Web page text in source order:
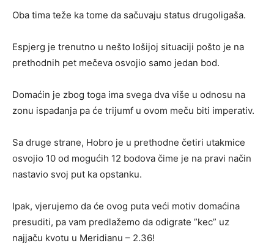
Oba tima teže ka tome da sačuvaju status drugoligaša.
Espjerg je trenutno u nešto lošijoj situaciji pošto je na
prethodnih pet mečeva osvojio samo jedan bod.
Domaćin je zbog toga ima svega dva više u odnosu na
zonu ispadanja pa će trijumf u ovom meču biti imperativ.
Sa druge strane, Hobro je u prethodne četiri utakmice
osvojio 10 od mogućih 12 bodova čime je na pravi način
nastavio svoj put ka opstanku.
Ipak, vjerujemo da će ovog puta veći motiv domaćina
presuditi, pa vam predlažemo da odigrate ”kec” uz
najjaču kvotu u Meridianu – 2.36!